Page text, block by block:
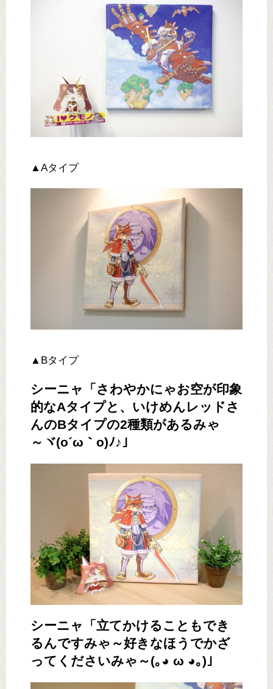
▲Aタイプ
▲Bタイプ
シーニャ「さわやかにゃお空が印象
的なAタイプと、いけめんレッドさ
んのBタイプの2種類があるみゃ
～ヾ(o´ω｀o)ﾉ♪」
シーニャ「立てかけることもでき
るんですみゃ～好きなほうでかざ
ってくださいみゃ～(｡◕ ω ◕｡)」